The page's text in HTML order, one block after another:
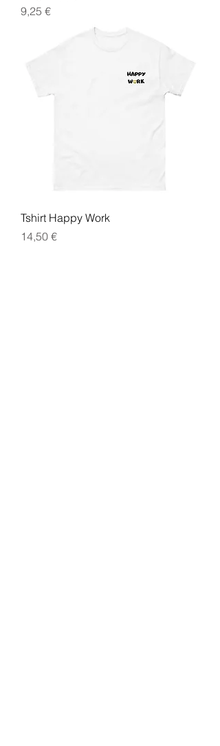
Prix
9,25 €
Tshirt Happy Work
Prix
14,50 €